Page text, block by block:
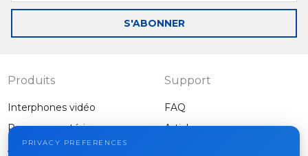
mail
S'ABONNER
Produits
Interphones vidéo
Panneaux extérieurs
Autres équipements
Support
FAQ
Articles
PRIVACY PREFERENCES